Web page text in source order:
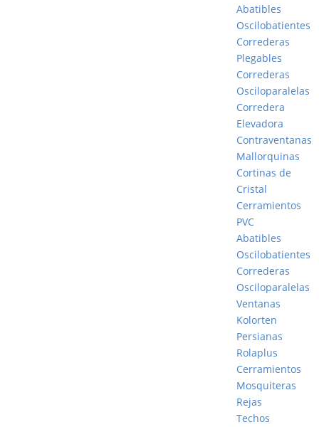
Abatibles
Oscilobatientes
Correderas
Plegables
Correderas
Osciloparalelas
Corredera
Elevadora
Contraventanas
Mallorquinas
Cortinas de
Cristal
Cerramientos
PVC
Abatibles
Oscilobatientes
Correderas
Osciloparalelas
Ventanas
Kolorten
Persianas
Rolaplus
Cerramientos
Mosquiteras
Rejas
Techos